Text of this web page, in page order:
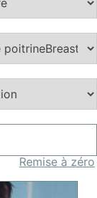
Remise à zéro